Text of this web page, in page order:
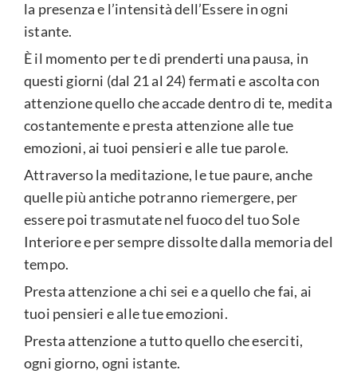
la presenza e l’intensità dell’Essere in ogni
istante.
È il momento per te di prenderti una pausa, in
questi giorni (dal 21 al 24) fermati e ascolta con
attenzione quello che accade dentro di te, medita
costantemente e presta attenzione alle tue
emozioni, ai tuoi pensieri e alle tue parole.
Attraverso la meditazione, le tue paure, anche
quelle più antiche potranno riemergere, per
essere poi trasmutate nel fuoco del tuo Sole
Interiore e per sempre dissolte dalla memoria del
tempo.
Presta attenzione a chi sei e a quello che fai, ai
tuoi pensieri e alle tue emozioni.
Presta attenzione a tutto quello che eserciti,
ogni giorno, ogni istante.